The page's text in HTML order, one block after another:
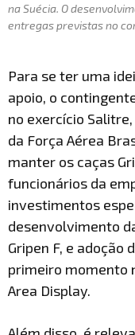
na Suécia. O
entregas previstas no
Para se ter uma
apoio, o
no exercício
da Força Aérea
manter os caças
funcionários da
investimentos
desenvolvimento
Gripen F, e adoção
primeiro momento
Area Display.